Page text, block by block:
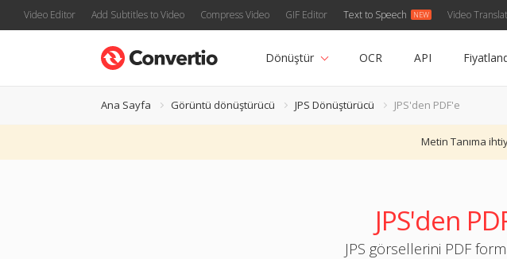
Video Editor Add Subtitles to Video Compress Video GIF Editor Text to Speech Video
Dönüştür OCR API
Ana Sayfa Görüntü dönüştürücü JPS Dönüştürücü JPS'den PDF'e
Metin Tanıma
JPS'den
JPS görsellerini PDF